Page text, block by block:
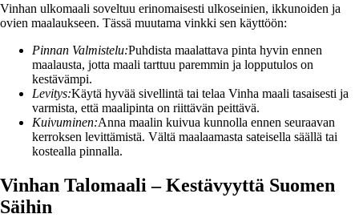
Vinhan ulkomaali soveltuu erinomaisesti ulkoseinien, ikkunoiden ja
ovien maalaukseen. Tässä muutama vinkki sen käyttöön:
Pinnan Valmistelu:Puhdista maalattava pinta hyvin ennen
maalausta, jotta maali tarttuu paremmin ja lopputulos on
kestävämpi.
Levitys:Käytä hyvää sivellintä tai telaa Vinha maali tasaisesti ja
varmista, että maalipinta on riittävän peittävä.
Kuivuminen:Anna maalin kuivua kunnolla ennen seuraavan
kerroksen levittämistä. Vältä maalaamasta sateisella säällä tai
kostealla pinnalla.
Vinhan Talomaali – Kestävyyttä Suomen
Säihin